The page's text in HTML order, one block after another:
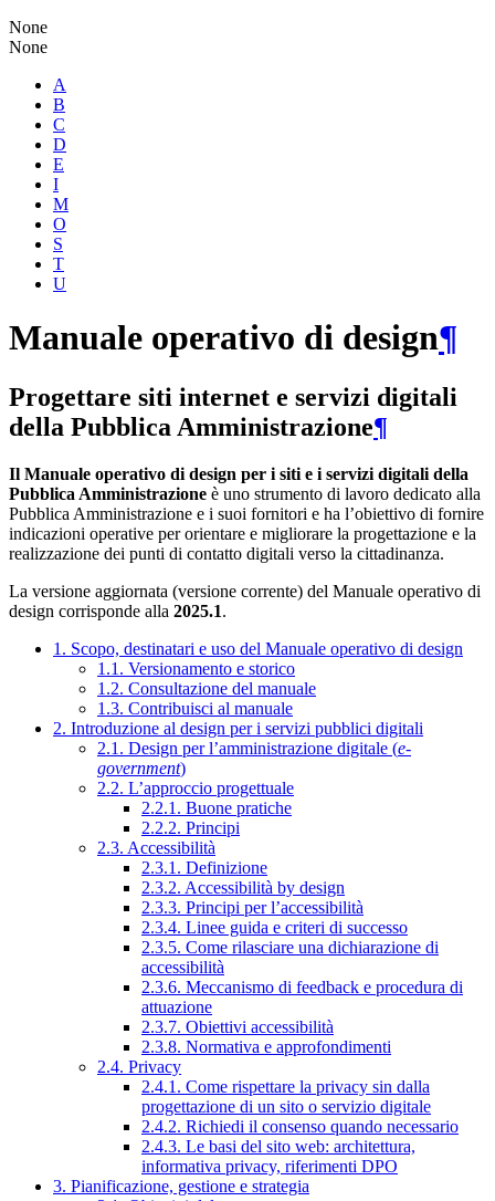
None
None
A
B
C
D
E
I
M
O
S
T
U
Manuale operativo di design¶
Progettare siti internet e servizi digitali
della Pubblica Amministrazione¶
Il Manuale operativo di design per i siti e i servizi digitali della
Pubblica Amministrazione è uno strumento di lavoro dedicato alla
Pubblica Amministrazione e i suoi fornitori e ha l’obiettivo di fornire
indicazioni operative per orientare e migliorare la progettazione e la
realizzazione dei punti di contatto digitali verso la cittadinanza.
La versione aggiornata (versione corrente) del Manuale operativo di
design corrisponde alla 2025.1.
1. Scopo, destinatari e uso del Manuale operativo di design
1.1. Versionamento e storico
1.2. Consultazione del manuale
1.3. Contribuisci al manuale
2. Introduzione al design per i servizi pubblici digitali
2.1. Design per l’amministrazione digitale (e-
government)
2.2. L’approccio progettuale
2.2.1. Buone pratiche
2.2.2. Principi
2.3. Accessibilità
2.3.1. Definizione
2.3.2. Accessibilità by design
2.3.3. Principi per l’accessibilità
2.3.4. Linee guida e criteri di successo
2.3.5. Come rilasciare una dichiarazione di
accessibilità
2.3.6. Meccanismo di feedback e procedura di
attuazione
2.3.7. Obiettivi accessibilità
2.3.8. Normativa e approfondimenti
2.4. Privacy
2.4.1. Come rispettare la privacy sin dalla
progettazione di un sito o servizio digitale
2.4.2. Richiedi il consenso quando necessario
2.4.3. Le basi del sito web: architettura,
informativa privacy, riferimenti DPO
3. Pianificazione, gestione e strategia